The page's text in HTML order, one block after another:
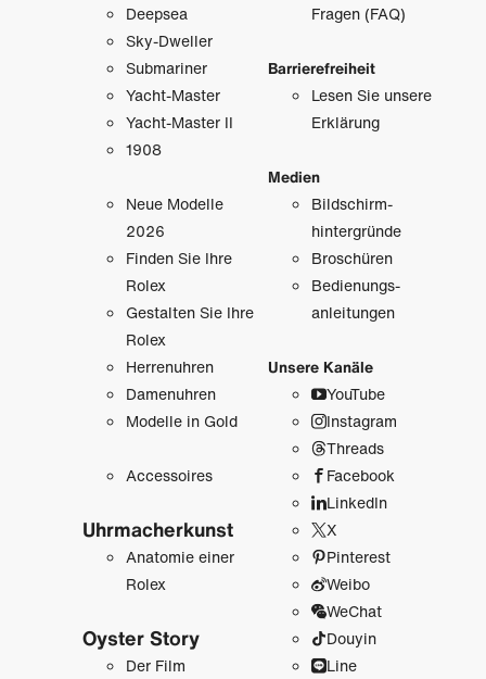
Deepsea
Sky-Dweller
Submariner
Yacht-Master
Yacht-Master II
1908
Neue Modelle
2026
Finden Sie Ihre
Rolex
Gestalten Sie Ihre
Rolex
Herrenuhren
Damenuhren
Modelle in Gold
Accessoires
Uhrmacher­kunst
Anatomie einer
Rolex
Oyster Story
Der Film
Fragen (FAQ)
Barrierefreiheit
Lesen Sie unsere
Erklärung
Medien
Bildschirm­
hintergründe
Broschüren
Bedienungs­
anleitungen
Unsere Kanäle
YouTube
Instagram
Threads
Facebook
LinkedIn
X
Pinterest
Weibo
WeChat
Douyin
Line